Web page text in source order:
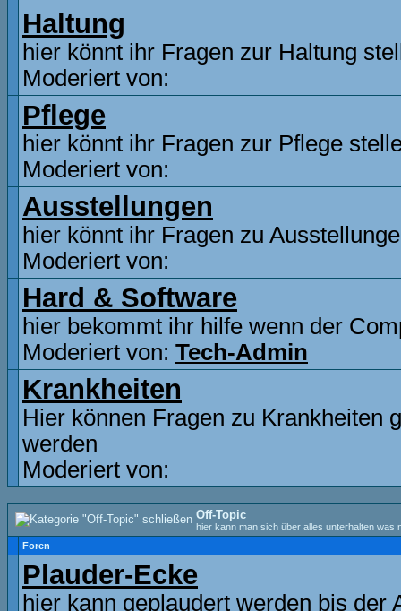
Haltung
hier könnt ihr Fragen zur Haltung
Moderiert von:
Pflege
hier könnt ihr Fragen zur Pflege
Moderiert von:
Ausstellungen
hier könnt ihr Fragen zu
Moderiert von:
Hard & Software
hier bekommt ihr hilfe wenn der
Moderiert von: Tech-Admin
Krankheiten
Hier können Fragen zu Krankheiten
werden
Moderiert von:
Off-Topic
hier kann man sich über alles unterhalten was
Foren
Plauder-Ecke
hier kann geplaudert werden bis der